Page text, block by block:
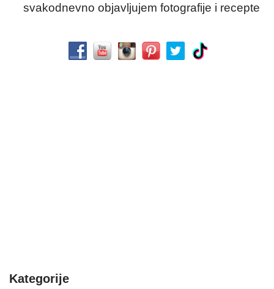
svakodnevno objavljujem fotografije i recepte
Kategorije